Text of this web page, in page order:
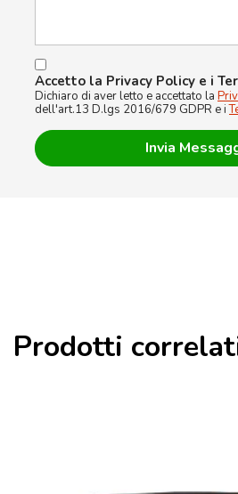
Accetto la Privacy Policy e i
Dichiaro di aver letto e accettato la
dell'art.13 D.lgs 2016/679 GDPR e i
Prodotti